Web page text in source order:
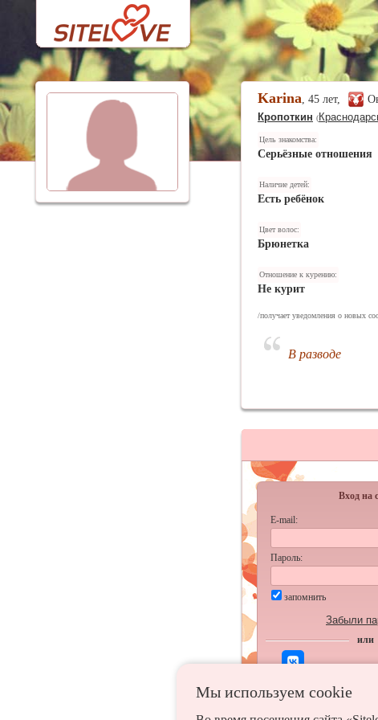
Karina, 45 лет,
Кропоткин (
Цель знакомства:
Серьёзные отношения
Наличие детей:
Есть ребёнок
Цвет волос:
Брюнетка
Отношение к курению:
Не курит
/получает уведомления о новых
В разводе
Мы используем сookie
Вход на
E-mail:
Пароль:
запомнить
Забыли
или